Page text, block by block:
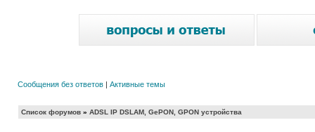
Сообщения без ответов | Активные темы
Список форумов » ADSL IP DSLAM, GePON, GPON устройства